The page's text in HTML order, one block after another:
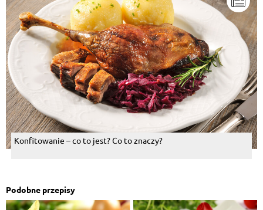
Konfitowanie – co to jest? Co to znaczy?
Podobne przepisy